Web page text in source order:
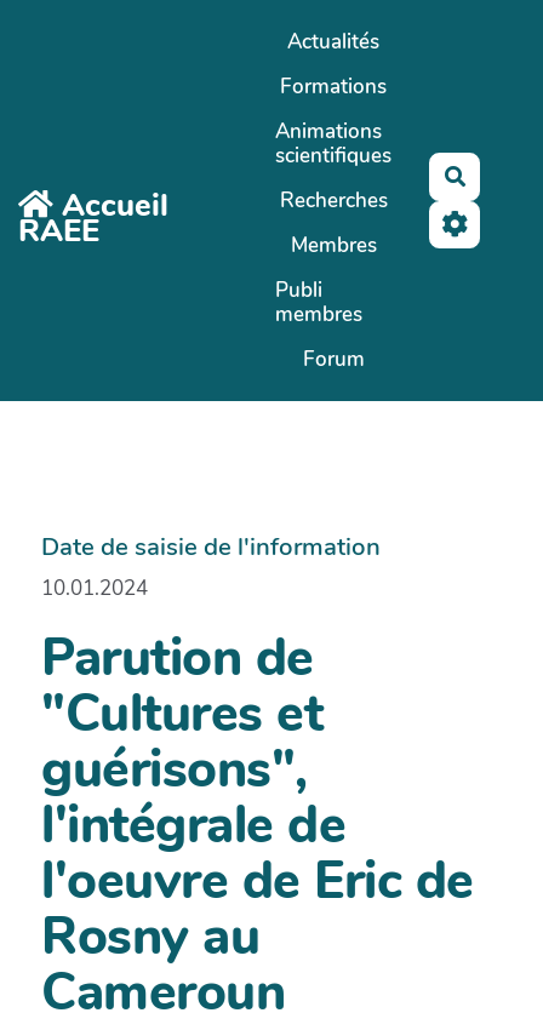
Accueil
RAEE
Actualités
Formations
Animations
scientifiques
Recherches
Membres
Publi
membres
Forum
Date de saisie de l'information
10.01.2024
Parution de
"Cultures et
guérisons",
l'intégrale de
l'oeuvre de Eric de
Rosny au
Cameroun